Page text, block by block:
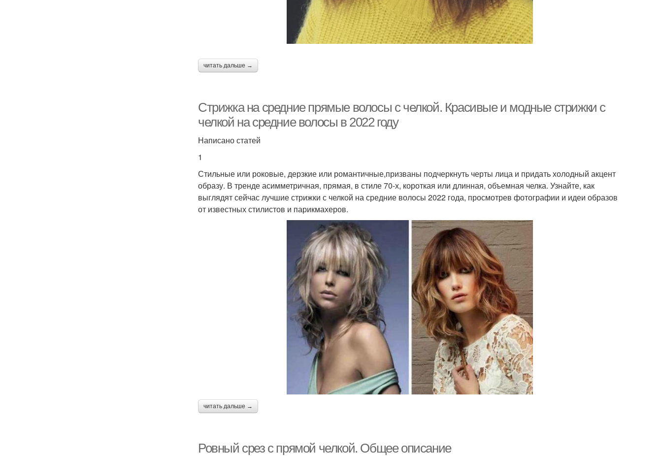
читать дальше →
Стрижка на средние прямые волосы с челкой. Красивые и модные стрижки с
челкой на средние волосы в 2022 году
Написано статей
1
Стильные или роковые, дерзкие или романтичные,призваны подчеркнуть черты лица и придать холодный акцент
образу. В тренде асимметричная, прямая, в стиле 70-х, короткая или длинная, объемная челка. Узнайте, как
выглядят сейчас лучшие стрижки с челкой на средние волосы 2022 года, просмотрев фотографии и идеи образов
от известных стилистов и парикмахеров.
читать дальше →
Ровный срез с прямой челкой. Общее описание